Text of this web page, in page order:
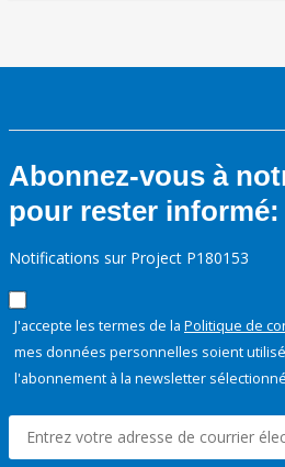
Abonnez-vous à
pour rester informé:
Notifications sur Project P180153
J'accepte les termes de la Politique de
mes données personnelles soient
l'abonnement à la newsletter